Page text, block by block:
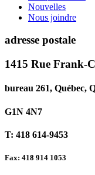
Nouvelles
Nous joindre
adresse postale
1415 Rue Frank-
bureau 261, Québec,
G1N 4N7
T: 418 614-9453
Fax: 418 914 1053